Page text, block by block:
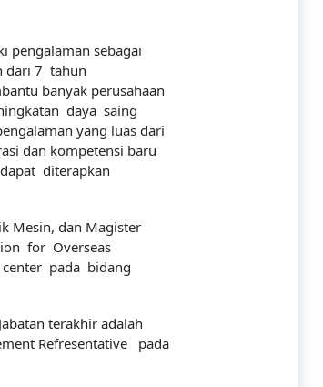
sebagai
dari 7 tahun
banyak perusahaan
daya saing
yang luas dari
dan kompetensi baru
diterapkan
Mesin, dan Magister
for Overseas
center pada bidang
terakhir adalah
Refresentative pada